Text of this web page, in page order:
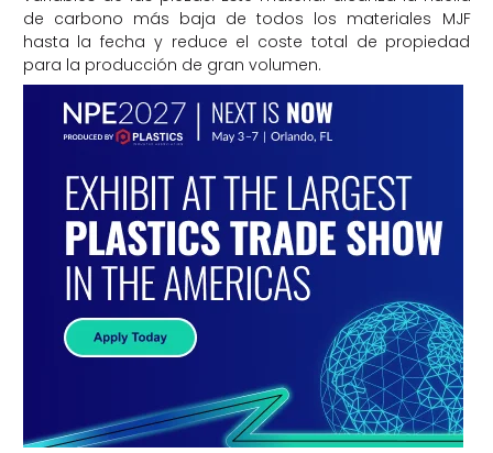
de carbono más baja de todos los materiales MJF
hasta la fecha y reduce el coste total de propiedad
para la producción de gran volumen.